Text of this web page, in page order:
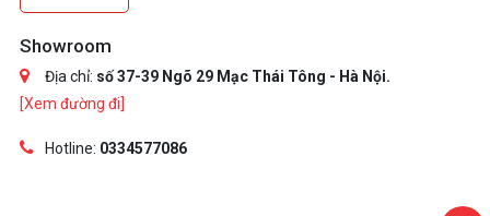
Showroom
Địa chỉ: số 37-39 Ngõ 29 Mạc Thái Tông - Hà Nội.
[Xem đường đi]
Hotline: 0334577086